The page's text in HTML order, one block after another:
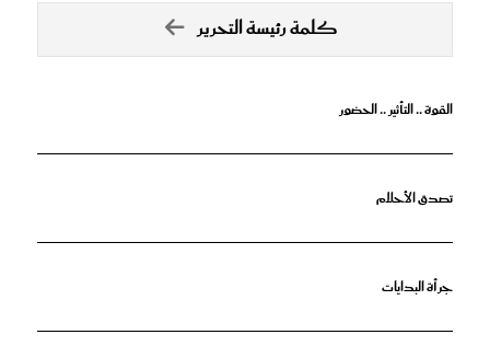
كلمة رئيسة التحرير
القوة .. التأثير .. الحضور
تصدق الأحلام
جرأة البدايات